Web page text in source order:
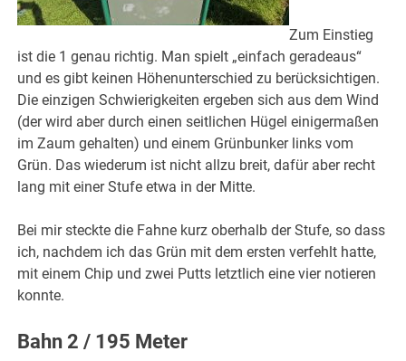
Zum Einstieg
ist die 1 genau richtig. Man spielt „einfach geradeaus“
und es gibt keinen Höhenunterschied zu berücksichtigen.
Die einzigen Schwierigkeiten ergeben sich aus dem Wind
(der wird aber durch einen seitlichen Hügel einigermaßen
im Zaum gehalten) und einem Grünbunker links vom
Grün. Das wiederum ist nicht allzu breit, dafür aber recht
lang mit einer Stufe etwa in der Mitte.
Bei mir steckte die Fahne kurz oberhalb der Stufe, so dass
ich, nachdem ich das Grün mit dem ersten verfehlt hatte,
mit einem Chip und zwei Putts letztlich eine vier notieren
konnte.
Bahn 2 / 195 Meter